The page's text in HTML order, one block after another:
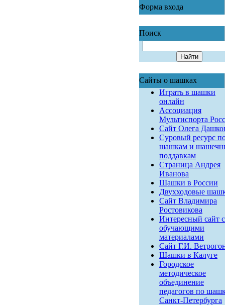
Форма входа
Поиск
Сайты о шашках
Играть в шашки
онлайн
Ассоциация
Мультиспорта
Сайт Олега
Суровый ресурс
шашкам и
поддавкам
Страница Андрея
Иванова
Шашки в России
Двухходовые
Сайт Владимира
Ростовикова
Интересный сайт с
обучающими
материалами
Сайт Г.И.
Шашки в Калуге
Городское
методическое
объединение
педагогов по
Санкт-Петербурга